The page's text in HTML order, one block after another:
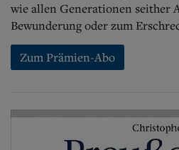
wie allen Generationen seither
Bewunderung oder zum
Zum Prämien-Abo